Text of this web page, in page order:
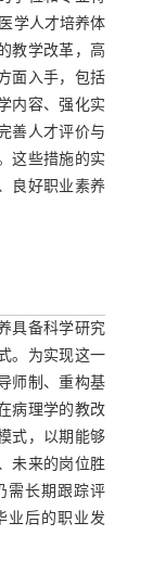
学人才培养体
教学改革，高
面入手，包括
内容、强化实
善人才评价与
这些措施的实
良好职业素养
具备科学研究
。为实现这一
师制、重构基
病理学的教改
式，以期能够
未来的岗位胜
需长期跟踪评
业后的职业发